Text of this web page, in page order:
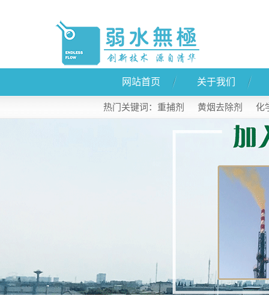
网站首页
关于我们
公司简介
热门关键词： 重捕剂 黄烟去除剂 化